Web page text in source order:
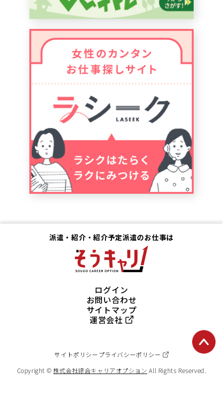
派遣・紹介・紹介予定派遣のお仕事は
ログイン
お問い合わせ
サイトマップ
運営会社
サイトポリシープライバシーポリシー
Copyright © 株式会社綜合キャリアオプション All Rights Reserved.